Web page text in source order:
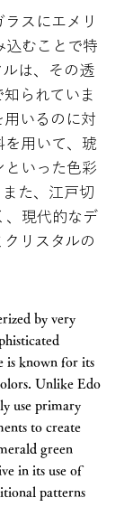
スにエメリ
込むことで特
は、その透
られていま
用いるのに対
を用いて、琥
といった色彩
た、江戸切
、現代的なデ
リスタルの
by very
is known for its
Unlike Edo
use primary
to create
green
in its use of
patterns